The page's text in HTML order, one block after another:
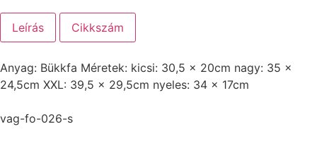
Leírás Cikkszám
Anyag: Bükkfa Méretek: kicsi: 30,5 x 20cm nagy: 35 x
24,5cm XXL: 39,5 x 29,5cm nyeles: 34 x 17cm
vag-fo-026-s